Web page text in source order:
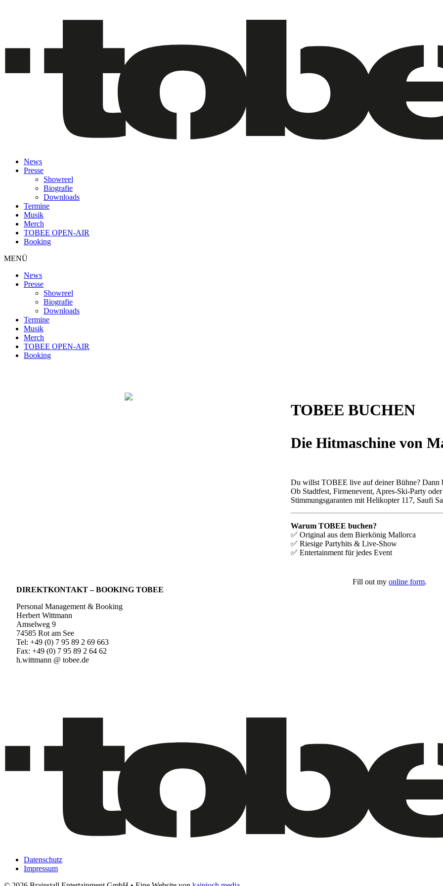
News
Presse
Showreel
Biografie
Downloads
Termine
Musik
Merch
TOBEE OPEN-AIR
Booking
MENÜ
News
Presse
Showreel
Biografie
Downloads
Termine
Musik
Merch
TOBEE OPEN-AIR
Booking
TOBEE BUCHEN
Die Hitmaschine von
Du willst TOBEE live auf deiner Bühne? Dann
Ob Stadtfest, Firmenevent, Apres-Ski-Party
Stimmungsgaranten mit Helikopter 117, Saufi
Warum TOBEE buchen?
✅ Original aus dem Bierkönig Mallorca
✅ Riesige Partyhits & Live-Show
✅ Entertainment für jedes Event
DIREKTKONTAKT – BOOKING TOBEE
Personal Management & Booking
Herbert Wittmann
Amselweg 9
74585 Rot am See
Tel: +49 (0) 7 95 89 2 69 663
Fax: +49 (0) 7 95 89 2 64 62
h.wittmann @ tobee.de
Fill out my online form.
Datenschutz
Impressum